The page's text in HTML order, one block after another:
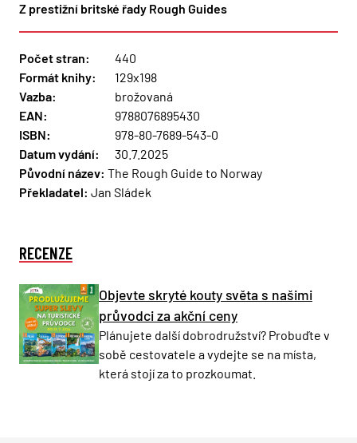
Z prestižní britské řady Rough Guides
Počet stran:
440
Formát knihy:
129x198
Vazba:
brožovaná
EAN:
9788076895430
ISBN:
978-80-7689-543-0
Datum vydání:
30.7.2025
Původní název: The Rough Guide to Norway
Překladatel: Jan Sládek
RECENZE
Objevte skryté kouty světa s našimi
průvodci za akční ceny
Plánujete další dobrodružství? Probuďte v
sobě cestovatele a vydejte se na místa,
která stojí za to prozkoumat.